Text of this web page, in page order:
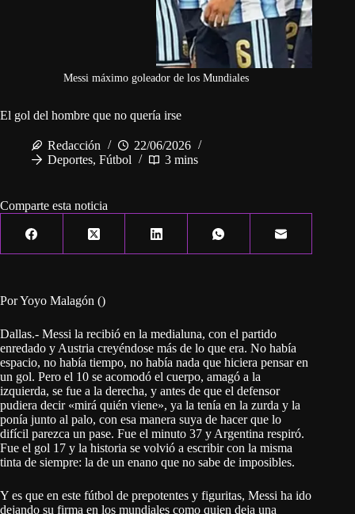
Messi máximo goleador de los Mundiales
El gol del hombre que no quería irse
Redacción
22/06/2026
Deportes, Fútbol 3 mins
Comparte esta noticia
Por Yoyo Malagón ()
Dallas.- Messi la recibió en la medialuna, con el partido
enredado y Austria creyéndose más de lo que era. No había
espacio, no había tiempo, no había nada que hiciera pensar en
un gol. Pero el 10 se acomodó el cuerpo, amagó a la
izquierda, se fue a la derecha, y antes de que el defensor
pudiera decir «mirá quién viene», ya la tenía en la zurda y la
ponía junto al palo, con esa manera suya de hacer que lo
difícil parezca un pase. Fue el minuto 37 y Argentina respiró.
Fue el gol 17 y la historia se volvió a escribir con la misma
tinta de siempre: la de un enano que no sabe de imposibles.
Y es que en este fútbol de prepotentes y figuritas, Messi ha ido
dejando su firma en los mundiales como quien deja una